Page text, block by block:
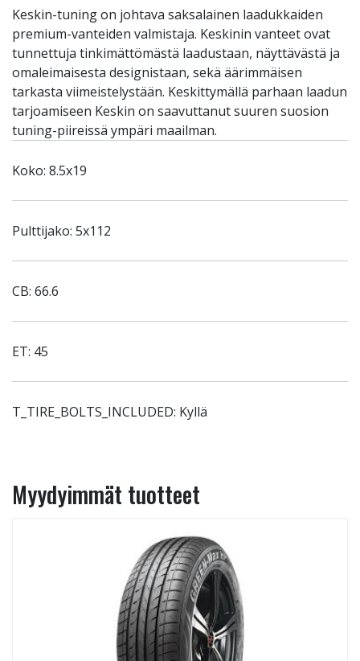
Keskin-tuning on johtava saksalainen laadukkaiden
premium-vanteiden valmistaja. Keskinin vanteet ovat
tunnettuja tinkimättömästä laadustaan, näyttävästä ja
omaleimaisesta designistaan, sekä äärimmäisen
tarkasta viimeistelystään. Keskittymällä parhaan laadun
tarjoamiseen Keskin on saavuttanut suuren suosion
tuning-piireissä ympäri maailman.
Koko: 8.5x19
Pulttijako: 5x112
CB: 66.6
ET: 45
T_TIRE_BOLTS_INCLUDED: Kyllä
Myydyimmät tuotteet